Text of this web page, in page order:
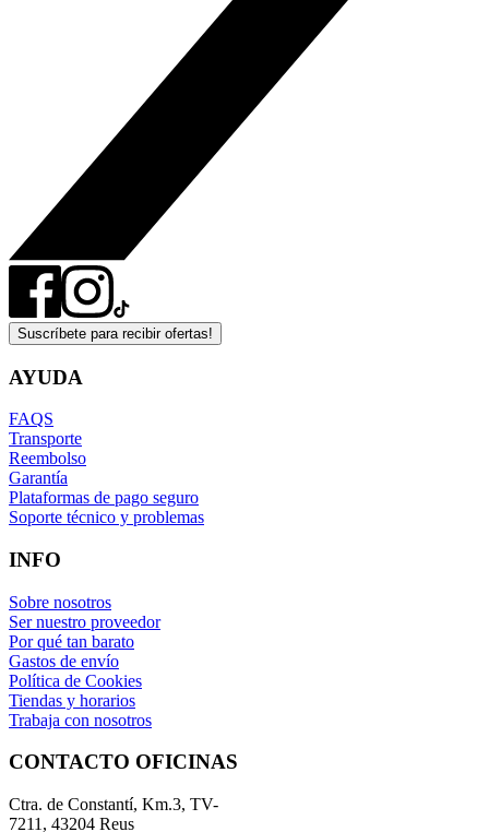
Suscríbete para recibir ofertas!
AYUDA
FAQS
Transporte
Reembolso
Garantía
Plataformas de pago seguro
Soporte técnico y problemas
INFO
Sobre nosotros
Ser nuestro proveedor
Por qué tan barato
Gastos de envío
Política de Cookies
Tiendas y horarios
Trabaja con nosotros
CONTACTO OFICINAS
Ctra. de Constantí, Km.3, TV-
7211, 43204 Reus